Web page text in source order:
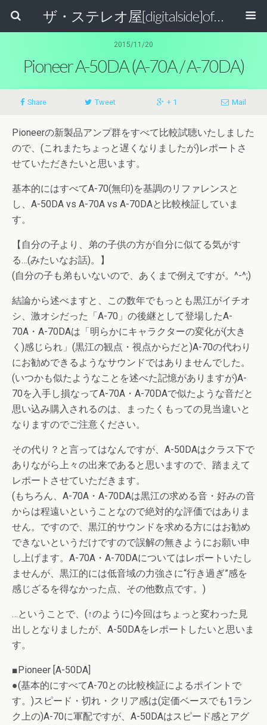
ザ・ステレオ屋[digitalside]official blog.
2015/11/20
Pioneer A-50DA (A-70A / A-70DA)
Share Tweet + 1 Mail
Pioneerの新製品アンプ群をすべて比較試聴いたしました
ので、(これまたちょっと遅くなりましたが)レポートさ
せていただきたいと思います。
基本的にはすべてA-70(無印)を基調のリファレンスと
し、A-50DA vs A-70A vs A-70DAと比較検証していま
す。
【自分の子より、弟の子供の方が自分に似てる気がす
る…(みたいなお話)。】
(自分の子も弟もいないので、あくまで例えですが。^-^;)
結論から述べますと、この数年でもっとも黒江がイチオ
シ、激オシだった「A-70」の後継として登場したA-
70A・A-70DAは「明らかにキャラクターの変化が(大き
く)感じられ」(黒江の観点・視点からだと)A-70の代わり
にお勧めできるようなサウンドではありませんでした。
(いつかも似たようなことを述べた記憶がありますが)A-
70を入手し損なってA-70A・A-70DAで似たような音だと
思い込み購入されるのは、まったくもっての見当違いと
なりますのでご注意ください。
その代り？と言ってはなんですが、A-50DAはクラス下で
ありながら上々の出来であると思いますので、踏まえて
レポートさせていただきます。
(もちろん、A-70A・A-70DAは黒江の求める音・好みの音
からは程遠いということなので絶対的な評価ではありま
せん。ですので、黒江的サウンドを求める方にはお勧め
できないというだけですので誤解の無きようにお願い申
し上げます。A-70A・A-70DAについてはレポートいたし
ませんが、黒江的には低音域の力強さに“行き過ぎ”感を
感じざるを得なかった点、その他数点です。)
…ということで、(↑のように)今回はちょっと変わった見
出しとなりましたが、A-50DAをレポートしたいと思いま
す。
■Pioneer [A-50DA]
●(基本的にすべてA-70との比較検証によるポイントで
す。)スピード・切れ・クリア感は(定価ベースでも1ラン
ク上の)A-70に軍配ですが、A-50DAはスピード感とアグ